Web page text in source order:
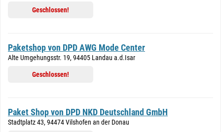
Geschlossen!
Paketshop von DPD AWG Mode Center
Alte Umgehungsstr. 19, 94405 Landau a.d.Isar
Geschlossen!
Paket Shop von DPD NKD Deutschland GmbH
Stadtplatz 43, 94474 Vilshofen an der Donau